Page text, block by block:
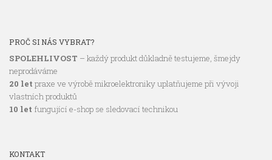
PROČ SI NÁS VYBRAT?
SPOLEHLIVOST – každý produkt důkladně testujeme, šmejdy
neprodáváme
20 let praxe ve výrobě mikroelektroniky uplatňujeme při vývoji
vlastních produktů
10 let fungující e-shop se sledovací technikou
KONTAKT